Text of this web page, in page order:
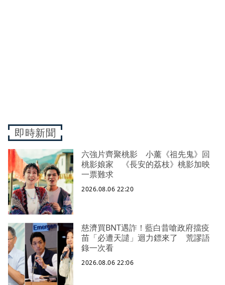
即時新聞
六強片齊聚桃影 小薰《祖先鬼》回
桃影娘家 《長安的荔枝》桃影加映
一票難求
2026.08.06 22:20
慈濟買BNT遇詐！藍白昔嗆政府擋疫
苗「必遭天譴」迴力鏢來了 荒謬語
錄一次看
2026.08.06 22:06